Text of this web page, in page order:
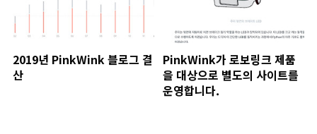
2019년 PinkWink 블로그 결
산
PinkWink가 로보링크 제품
을 대상으로 별도의 사이트를
운영합니다.